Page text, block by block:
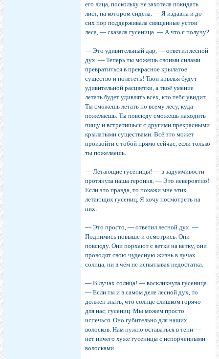
его лица, поскольку не захотела покидать
лист, на котором сидела. — Я издавна и до
сих пор поддерживала священные устои
леса, — сказала гусеница. — А что я получу?
— Это удивительный дар, — ответил лесной
дух. — Теперь ты можешь своими силами
превратиться в прекрасное крылатое
существо и полететь! Твои крылья будут
удивительной расцветки, а твоё умение
летать будет удивлять всех, кто тебя увидит.
Ты сможешь летать по всему лесу, куда
пожелаешь. Ты повсюду сможешь находить
пищу и встретишься с другими прекрасными
крылатыми существами. Всё это может
произойти с тобой прямо сейчас, если только
ты пожелаешь.
— Летающие гусеницы! — в задумчивости
протянула наша героиня. — Это невероятно!
Если это правда, то покажи мне этих
летающих гусениц. Я хочу посмотреть на
них.
— Это просто, — ответил лесной дух. —
Поднимись повыше и осмотрись. Они
повсюду. Они порхают с ветки на ветку, они
проводят свою чудесную жизнь в лучах
солнца, ни в чём не испытывая недостатка.
— В лучах солнца! — воскликнула гусеница.
— Если ты и в самом деле лесной дух, то
должен знать, что солнце слишком горячо
для нас, гусениц. Мы можем просто
испечься. Оно губительно для наших
волосков. Нам нужно оставаться в тени —
нет ничего хуже гусеницы с испорченными
волосками.